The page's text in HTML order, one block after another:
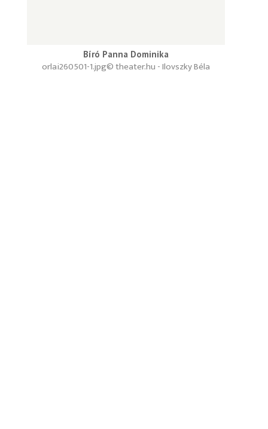
Bíró Panna Dominika
© theater.hu - Ilovszky Béla
orlai260501-1.jpg